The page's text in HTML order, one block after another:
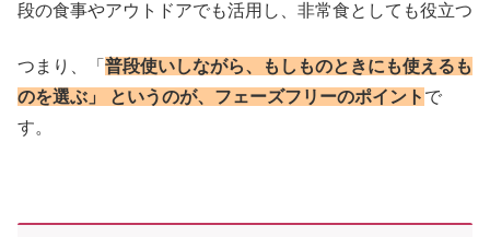
段の食事やアウトドアでも活用し、非常食としても役立つ
つまり、「 普段使いしながら、もしものときにも使えるも
のを選ぶ」 というのが、フェーズフリーのポイント で
す。